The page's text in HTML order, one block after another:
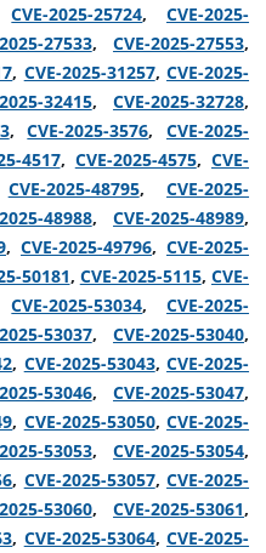
CVE-2025-25724,CVE-2025-
27533,CVE-2025-27553,
, CVE-2025-31257,CVE-2025-
32415,CVE-2025-32728,
,CVE-2025-3576,CVE-2025-
4517, CVE-2025-4575, CVE-
CVE-2025-48795,CVE-2025-
48988,CVE-2025-48989,
, CVE-2025-49796, CVE-2025-
50181, CVE-2025-5115, CVE-
CVE-2025-53034,CVE-2025-
53037,CVE-2025-53040,
, CVE-2025-53043,CVE-2025-
53046,CVE-2025-53047,
, CVE-2025-53050,CVE-2025-
53053,CVE-2025-53054,
, CVE-2025-53057,CVE-2025-
53060,CVE-2025-53061,
, CVE-2025-53064,CVE-2025-